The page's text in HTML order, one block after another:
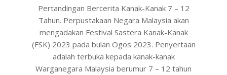
Pertandingan Bercerita Kanak-Kanak 7 – 12
Tahun. Perpustakaan Negara Malaysia akan
mengadakan Festival Sastera Kanak-Kanak
(FSK) 2023 pada bulan Ogos 2023. Penyertaan
adalah terbuka kepada kanak-kanak
Warganegara Malaysia berumur 7 – 12 tahun